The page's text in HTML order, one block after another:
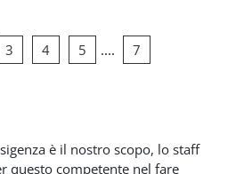
3 4 5 .... 7
è il nostro scopo, lo staff
questo competente nel fare